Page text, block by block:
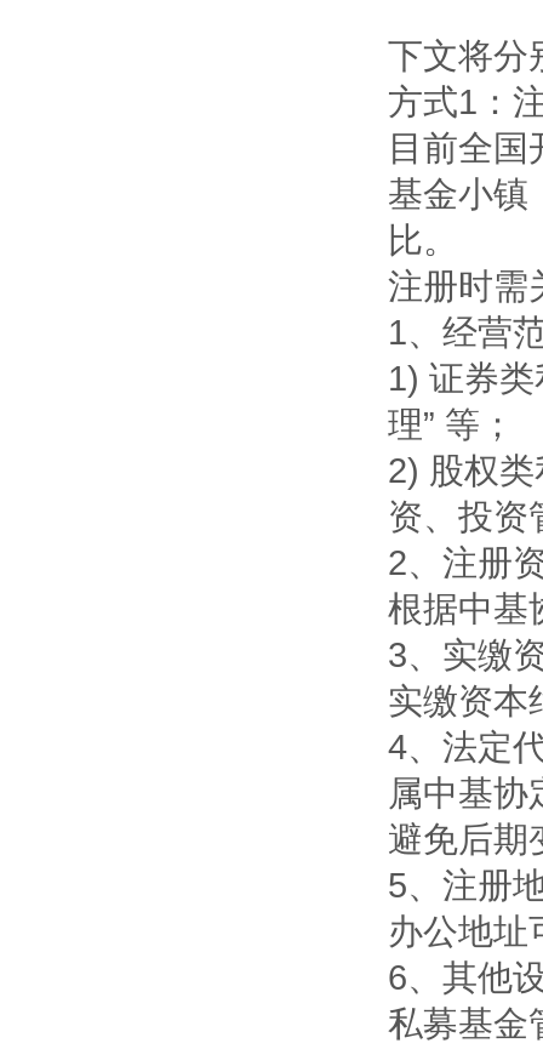
下文将分
方式1：
目前全国
基金小镇
比。
注册时需
1、经营
1) 证券
理” 等；
2) 股权
资、投资
2、注册
根据中基
3、实缴
实缴资本
4、法定
属中基协
避免后期
5、注册
办公地址
6、其他
私募基金